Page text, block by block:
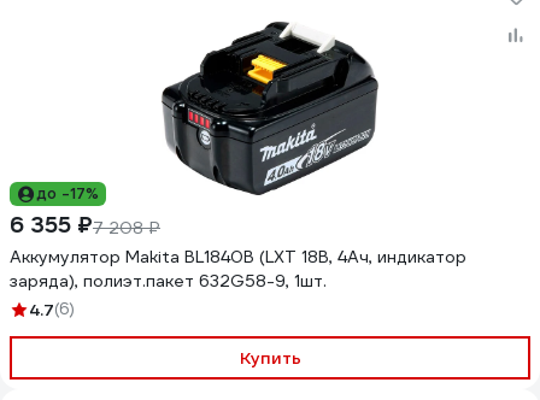
до -17%
6 355 ₽7 208 ₽
Аккумулятор Makita BL1840B (LXT 18В, 4Ач, индикатор
заряда), полиэт.пакет 632G58-9, 1шт.
4.7(6)
Купить